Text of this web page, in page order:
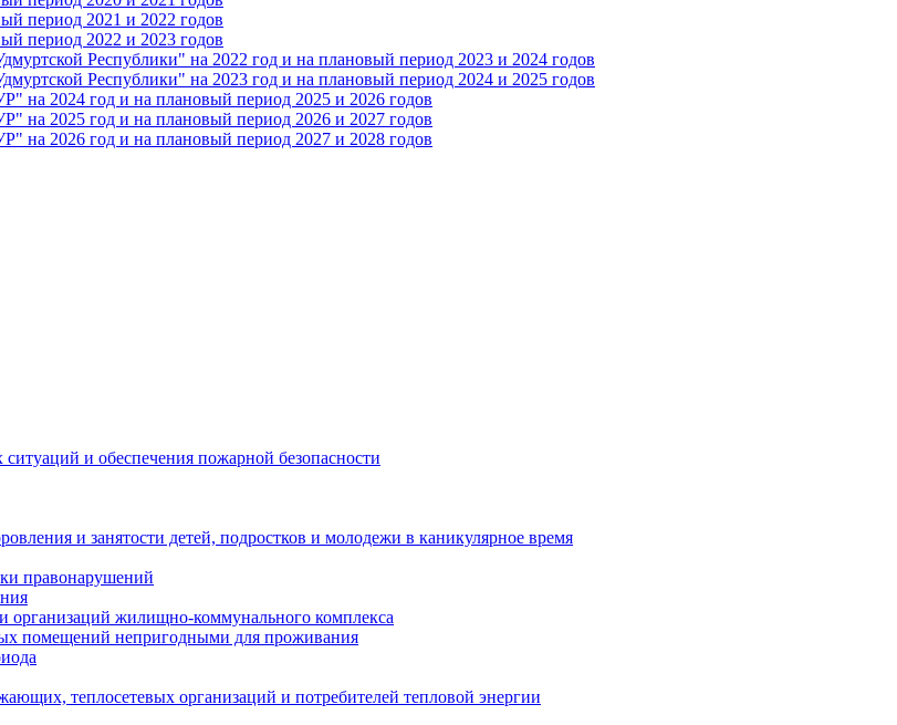
период 2021 и 2022 годов
период 2022 и 2023 годов
Республики" на 2022 год и на плановый период 2023 и 2024 годов
Республики" на 2023 год и на плановый период 2024 и 2025 годов
2024 год и на плановый период 2025 и 2026 годов
2025 год и на плановый период 2026 и 2027 годов
2026 год и на плановый период 2027 и 2028 годов
и обеспечения пожарной безопасности
и занятости детей, подростков и молодежи в каникулярное время
правонарушений
организаций жилищно-коммунального комплекса
помещений непригодными для проживания
теплосетевых организаций и потребителей тепловой энергии